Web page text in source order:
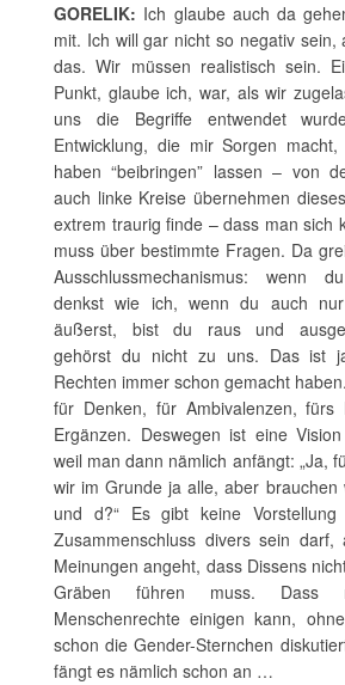
GORELIK: Ich glaube auch da
mit. Ich will gar nicht so negativ sein,
das. Wir müssen realistisch sein.
Punkt, glaube ich, war, als wir
uns die Begriffe entwendet
Entwicklung, die mir Sorgen
haben “beibringen” lassen – von
auch linke Kreise übernehmen
extrem traurig finde – dass man sich
muss über bestimmte Fragen. Da
Ausschlussmechanismus: wenn
denkst wie ich, wenn du auch
äußerst, bist du raus und
gehörst du nicht zu uns. Das ist
Rechten immer schon gemacht
für Denken, für Ambivalenzen, fürs
Ergänzen. Deswegen ist eine
weil man dann nämlich anfängt: „Ja,
wir im Grunde ja alle, aber
und d?“ Es gibt keine
Zusammenschluss divers sein
Meinungen angeht, dass Dissens
Gräben führen muss.
Menschenrechte einigen kann,
schon die Gender-Sternchen
fängt es nämlich schon an …